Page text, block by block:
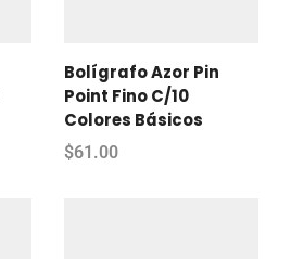
Bolígrafo Azor Pin
Point Fino C/10
Colores Básicos
$61.00